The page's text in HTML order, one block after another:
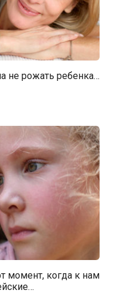
не рожать ребенка…
момент, когда к нам